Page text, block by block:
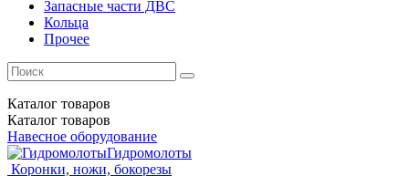
Запасные части ДВС
Кольца
Прочее
Каталог товаров
Каталог товаров
Навесное оборудование
Гидромолоты
Коронки, ножи, бокорезы